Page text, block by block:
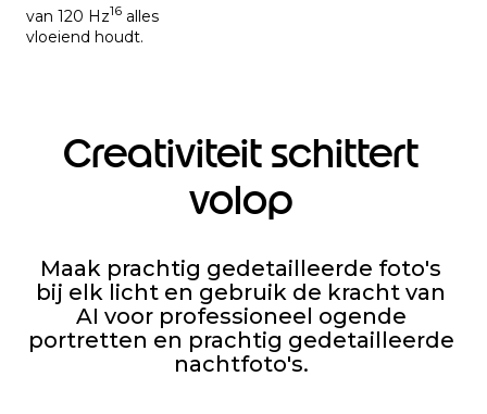
van 120 Hz16 alles
vloeiend houdt.
Creativiteit schittert
volop
Maak prachtig gedetailleerde foto's
bij elk licht en gebruik de kracht van
AI voor professioneel ogende
portretten en prachtig gedetailleerde
nachtfoto's.